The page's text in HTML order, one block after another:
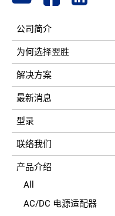
公司简介
为何选择翌胜
解决方案
最新消息
型录
联络我们
产品介绍
All
AC/DC 电源适配器